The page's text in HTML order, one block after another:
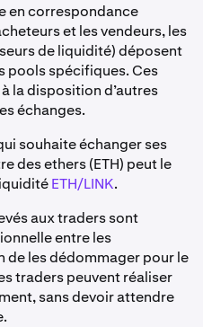
en correspondance
et les vendeurs, les
de liquidité) déposent
pools spécifiques. Ces
la disposition d’autres
échanges.
souhaite échanger ses
des ethers (ETH) peut le
ETH/LINK.
aux traders sont
entre les
de les dédommager pour le
traders peuvent réaliser
sans devoir attendre